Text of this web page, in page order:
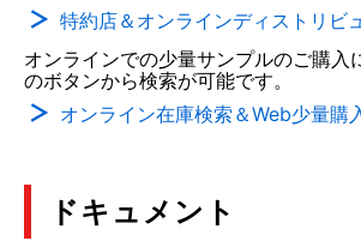
特約店＆オンラインディストリビ
オンラインでの少量サンプルのご購入
のボタンから検索が可能です。
オンライン在庫検索＆Web少量購
ドキュメント